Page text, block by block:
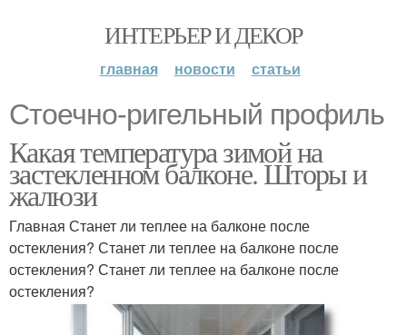
ИНТЕРЬЕР И ДЕКОР
главная новости статьи
Стоечно-ригельный профиль
Какая температура зимой на
застекленном балконе. Шторы и
жалюзи
Главная Станет ли теплее на балконе после
остекления? Станет ли теплее на балконе после
остекления? Станет ли теплее на балконе после
остекления?